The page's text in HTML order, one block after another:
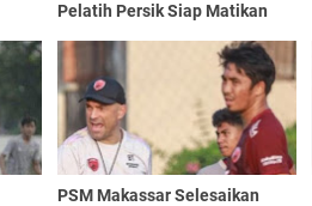
Pelatih Persik Siap Matikan
PSM Makassar Selesaikan